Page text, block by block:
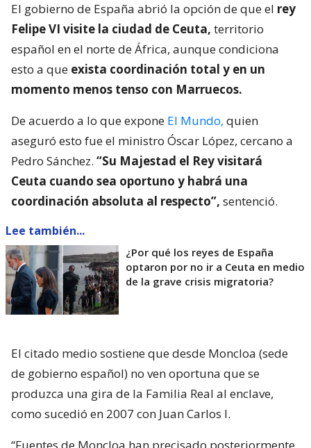
El gobierno de España abrió la opción de que el rey
Felipe VI visite la ciudad de Ceuta, territorio
español en el norte de África, aunque condiciona
esto a que exista coordinación total y en un
momento menos tenso con Marruecos.
De acuerdo a lo que expone El Mundo, quien
aseguró esto fue el ministro Óscar López, cercano a
Pedro Sánchez. “Su Majestad el Rey visitará
Ceuta cuando sea oportuno y habrá una
coordinación absoluta al respecto”, sentenció.
Lee también...
¿Por qué los reyes de España
optaron por no ir a Ceuta en medio
de la grave crisis migratoria?
El citado medio sostiene que desde Moncloa (sede
de gobierno español) no ven oportuna que se
produzca una gira de la Familia Real al enclave,
como sucedió en 2007 con Juan Carlos I.